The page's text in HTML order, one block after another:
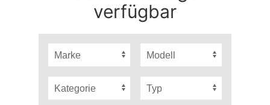
verfügbar